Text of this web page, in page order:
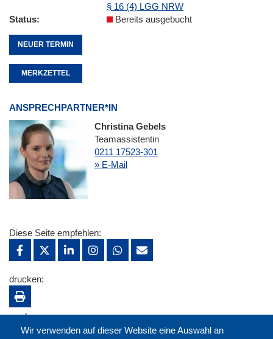
§ 16 (4) LGG NRW
Status
Bereits ausgebucht
NEUER TERMIN
MERKZETTEL
ANSPRECHPARTNER*IN
Christina Gebels
Teamassistentin
0211 17523-301
» E-Mail
Wir verwenden auf dieser Website eine Auswahl an
Diese Seite empfehlen:
drucken:
merken: